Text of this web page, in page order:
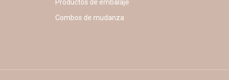
Productos de embalaje
Combos de mudanza